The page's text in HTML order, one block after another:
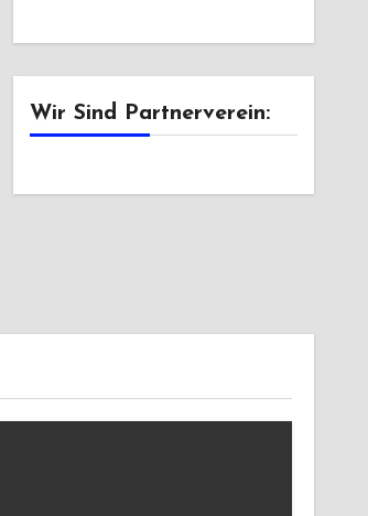
Wir Sind Partnerverein: